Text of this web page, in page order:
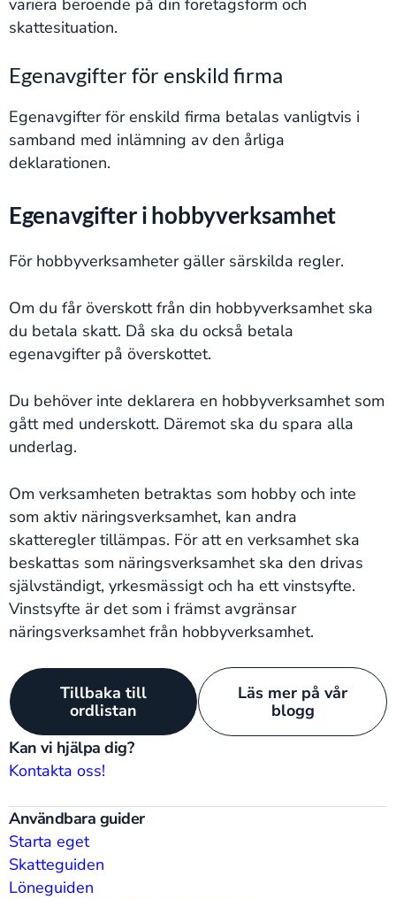
Kan vi hjälpa dig?
Kontakta oss!
Användbara guider
Starta eget
Skatteguiden
Löneguiden
variera beroende på din företagsform och
skattesituation.
Egenavgifter för enskild firma
Egenavgifter för enskild firma betalas vanligtvis i
samband med inlämning av den årliga
deklarationen.
Egenavgifter i hobbyverksamhet
För hobbyverksamheter gäller särskilda regler.
Om du får överskott från din hobbyverksamhet ska
du betala skatt. Då ska du också betala
egenavgifter på överskottet.
Du behöver inte deklarera en hobbyverksamhet som
gått med underskott. Däremot ska du spara alla
underlag.
Om verksamheten betraktas som hobby och inte
som aktiv näringsverksamhet, kan andra
skatteregler tillämpas. För att en verksamhet ska
beskattas som näringsverksamhet ska den drivas
självständigt, yrkesmässigt och ha ett vinstsyfte.
Vinstsyfte är det som i främst avgränsar
näringsverksamhet från hobbyverksamhet.
Tillbaka till
ordlistan
Läs mer på vår
blogg